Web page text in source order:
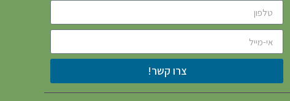
צרו קשר!